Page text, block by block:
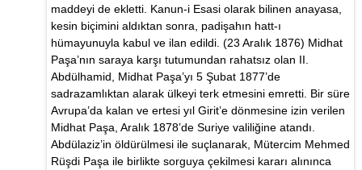
maddeyi de ekletti. Kanun-i Esasi olarak bilinen anayasa,
kesin biçimini aldıktan sonra, padişahın hatt-ı
hümayunuyla kabul ve ilan edildi. (23 Aralık 1876) Midhat
Paşa’nın saraya karşı tutumundan rahatsız olan II.
Abdülhamid, Midhat Paşa’yı 5 Şubat 1877’de
sadrazamlıktan alarak ülkeyi terk etmesini emretti. Bir süre
Avrupa’da kalan ve ertesi yıl Girit’e dönmesine izin verilen
Midhat Paşa, Aralık 1878’de Suriye valiliğine atandı.
Abdülaziz’in öldürülmesi ile suçlanarak, Mütercim Mehmed
Rüşdi Paşa ile birlikte sorguya çekilmesi kararı alınınca